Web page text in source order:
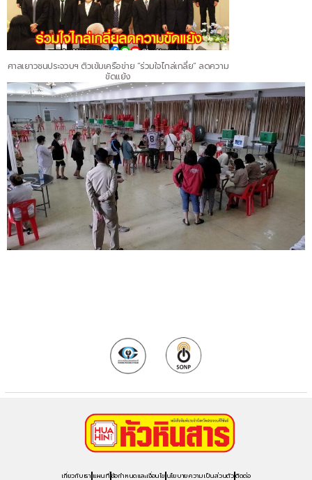
ศาลเยาวชนประจวบฯ ติวเข้มเครือข่าย “ร่วมใจไกล่เกลี่ย” ลดความ
ขัดแย้ง
เกี่ยวกับเรา แผนที่ ข้อกำหนดและเงื่อนไข นโยบายความเป็นส่วนตัวติดต่อ